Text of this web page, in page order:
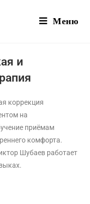
Меню
и
коррекция
на
приёмам
комфорта.
Шубаев работает